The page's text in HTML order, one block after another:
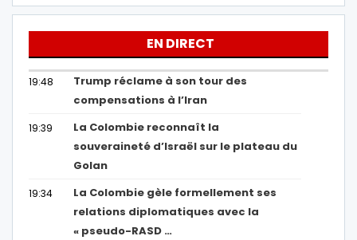
EN DIRECT
19:48
Trump réclame à son tour des
compensations à l’Iran
19:39
La Colombie reconnaît la
souveraineté d’Israël sur le plateau du
Golan
19:34
La Colombie gèle formellement ses
relations diplomatiques avec la
« pseudo-RASD …